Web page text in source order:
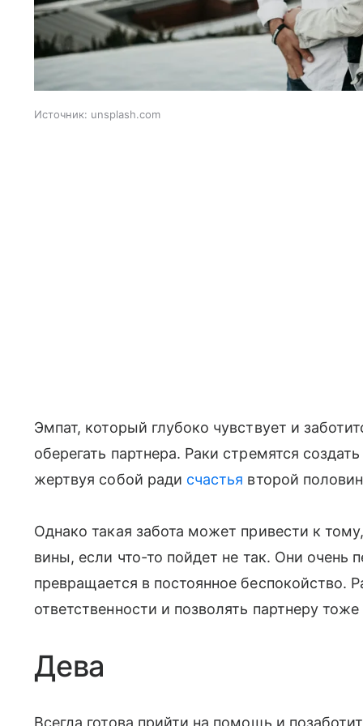
Источник: unsplash.com
Эмпат, который глубоко чувствует и
оберегать партнера. Раки стремятся
жертвуя собой ради счастья второй
Однако такая забота может привести к
вины, если что-то пойдет не так. Они очень
превращается в постоянное беспокойство.
ответственности и позволять партнеру
Дева
Всегда готова прийти на помощь и